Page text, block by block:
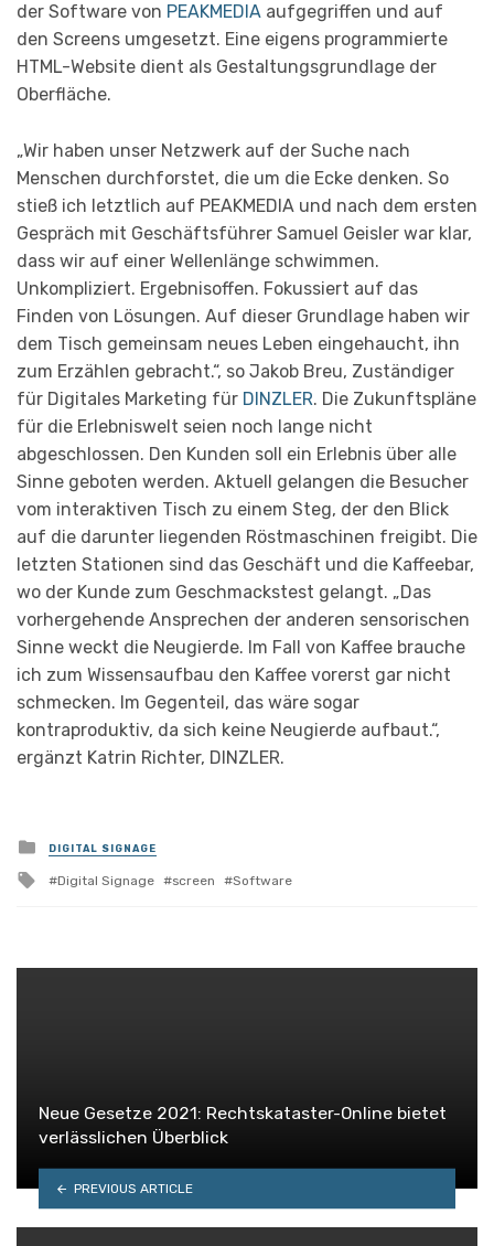
der Software von PEAKMEDIA aufgegriffen und auf
den Screens umgesetzt. Eine eigens programmierte
HTML-Website dient als Gestaltungsgrundlage der
Oberfläche.
„Wir haben unser Netzwerk auf der Suche nach
Menschen durchforstet, die um die Ecke denken. So
stieß ich letztlich auf PEAKMEDIA und nach dem ersten
Gespräch mit Geschäftsführer Samuel Geisler war klar,
dass wir auf einer Wellenlänge schwimmen.
Unkompliziert. Ergebnisoffen. Fokussiert auf das
Finden von Lösungen. Auf dieser Grundlage haben wir
dem Tisch gemeinsam neues Leben eingehaucht, ihn
zum Erzählen gebracht.“, so Jakob Breu, Zuständiger
für Digitales Marketing für DINZLER. Die Zukunftspläne
für die Erlebniswelt seien noch lange nicht
abgeschlossen. Den Kunden soll ein Erlebnis über alle
Sinne geboten werden. Aktuell gelangen die Besucher
vom interaktiven Tisch zu einem Steg, der den Blick
auf die darunter liegenden Röstmaschinen freigibt. Die
letzten Stationen sind das Geschäft und die Kaffeebar,
wo der Kunde zum Geschmackstest gelangt. „Das
vorhergehende Ansprechen der anderen sensorischen
Sinne weckt die Neugierde. Im Fall von Kaffee brauche
ich zum Wissensaufbau den Kaffee vorerst gar nicht
schmecken. Im Gegenteil, das wäre sogar
kontraproduktiv, da sich keine Neugierde aufbaut.“,
ergänzt Katrin Richter, DINZLER.
Posted
in
DIGITAL SIGNAGE
Tagged
Digital Signage screen Software
Neue Gesetze 2021: Rechtskataster-Online bietet
verlässlichen Überblick
PREVIOUS ARTICLE